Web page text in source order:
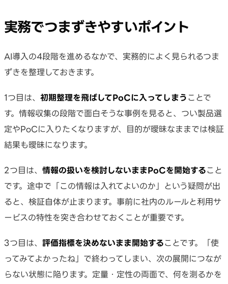
実務でつまずきやすいポイント
AI導入の4段階を進めるなかで、実務的によく見られるつま
ずきを整理しておきます。
1つ目は、 初期整理を飛ばしてPoCに入ってしまう ことで
す。情報収集の段階で面白そうな事例を見ると、つい製品選
定やPoCに入りたくなりますが、目的が曖昧なままでは検証
結果も曖昧になります。
2つ目は、 情報の扱いを検討しないままPoCを開始すること
です。途中で「この情報は入れてよいのか」という疑問が出
ると、検証自体が止まります。事前に社内のルールと利用サ
ービスの特性を突き合わせておくことが重要です。
3つ目は、 評価指標を決めないまま開始することです。「使
ってみてよかったね」で終わってしまい、次の展開につなが
らない状態に陥ります。定量・定性の両面で、何を測るかを